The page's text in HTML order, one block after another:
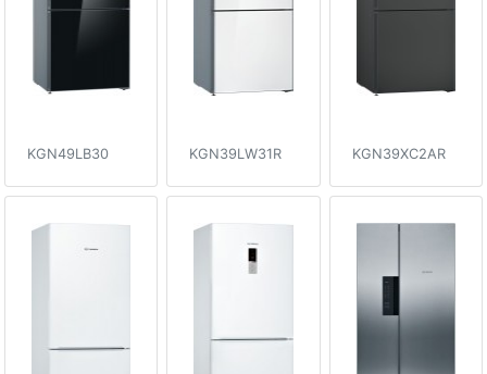
KGN49LB30 KGN39LW31R KGN39XC2AR